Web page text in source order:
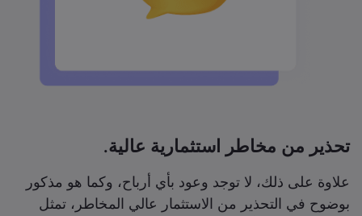
تحذير من مخاطر استثمارية عالية.
علاوة على ذلك، لا توجد وعود بأي أرباح، وكما هو مذكور
بوضوح في التحذير من الاستثمار عالي المخاطر، تمثل